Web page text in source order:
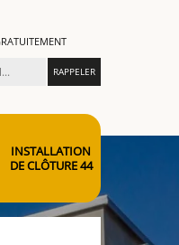
INSTALLATION
DE CLÔTURE 44